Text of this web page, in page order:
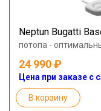
Neptun Bugatti
потопа -
24 990
Цена при заказе с
В корзину